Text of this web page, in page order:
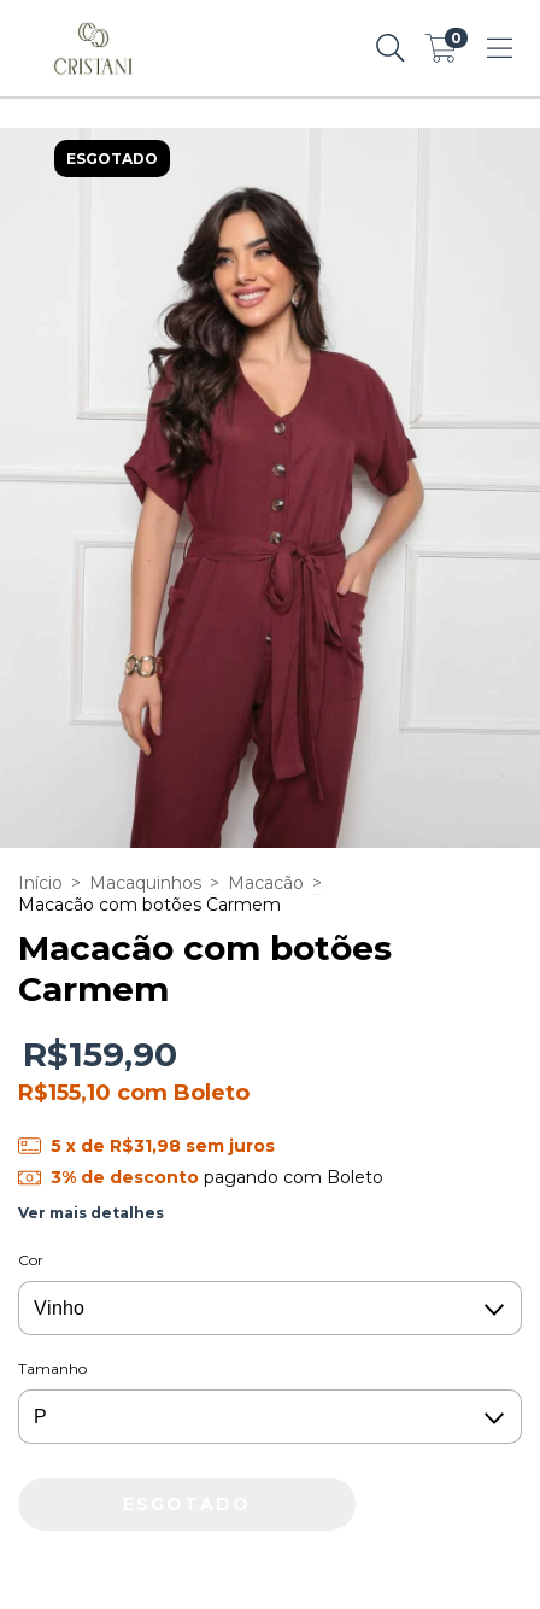
0
ESGOTADO
Início > Macaquinhos > Macacão >
Macacão com botões Carmem
Macacão com botões
Carmem
R$159,90
R$155,10 com Boleto
5 x de R$31,98 sem juros
3% de descontopagando com Boleto
Ver mais detalhes
Cor
Tamanho